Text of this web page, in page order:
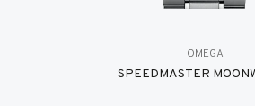
OMEGA
SPEEDMASTER